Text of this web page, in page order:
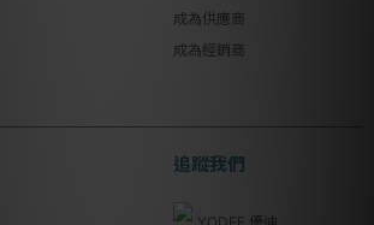
成為供應商
成為經銷商
追蹤我們